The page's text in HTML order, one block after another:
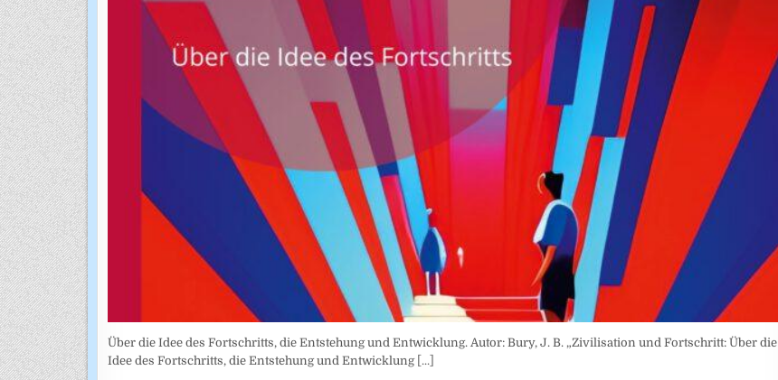
Über die Idee des Fortschritts, die Entstehung und Entwicklung. Autor: Bury, J. B. „Zivilisation und Fortschritt: Über die
Idee des Fortschritts, die Entstehung und Entwicklung [...]